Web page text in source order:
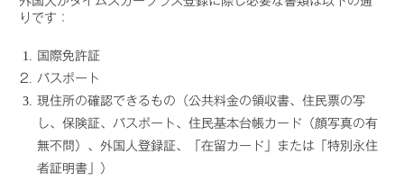
りです：
国際免許証
パスポート
現住所の確認できるもの（公共料金の領収書、住民票の写
し、保険証、パスポート、住民基本台帳カード（顔写真の有
無不問）、外国人登録証、「在留カード」または「特別永住
者証明書」）